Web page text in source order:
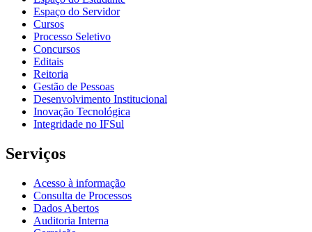
Espaço do Servidor
Cursos
Processo Seletivo
Concursos
Editais
Reitoria
Gestão de Pessoas
Desenvolvimento Institucional
Inovação Tecnológica
Integridade no IFSul
Serviços
Acesso à informação
Consulta de Processos
Dados Abertos
Auditoria Interna